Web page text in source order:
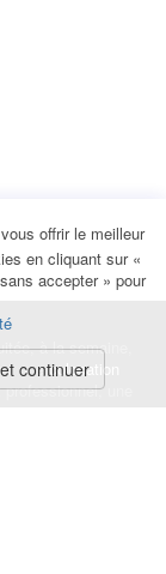
à la semaine,
unecolocation
une
offrir le meilleur
en cliquant sur «
accepter » pour
continuer